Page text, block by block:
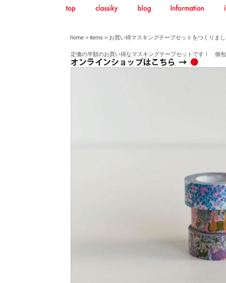
home > items > お買い得マスキングテープセットをつくりま
定価の半額のお買い得なマスキングテープセットです！ 個